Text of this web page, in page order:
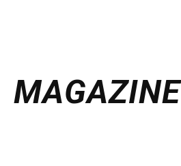
MAGAZINE